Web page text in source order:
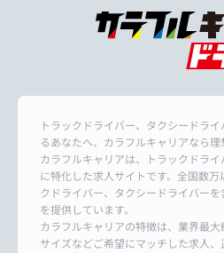
トラックドライバー、タクシードラ
るあなたへ、カラフルキャリアなら理
カラフルキャリアは、トラックドラ
に特化した求人サイトです。全国数
クドライバー、タクシードライバー
を提供しています。
カラフルキャリアの特徴は、業界最大
サイズなどご希望にマッチした求人